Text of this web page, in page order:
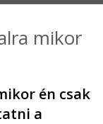
mikor
én csak
a